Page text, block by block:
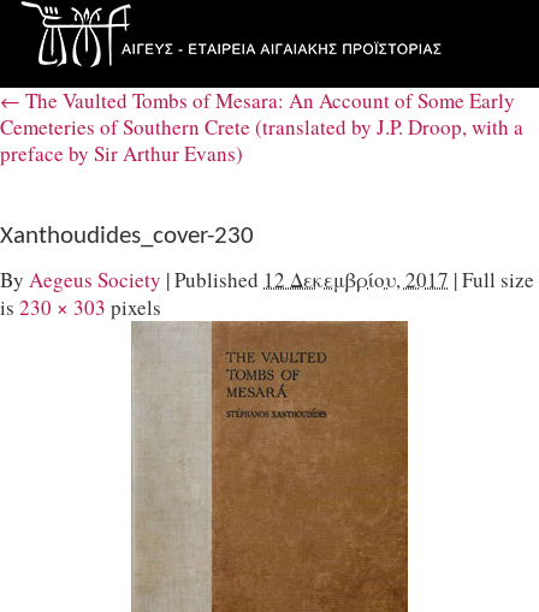
← The Vaulted Tombs of Mesara: An Account of Some Early
Cemeteries of Southern Crete (translated by J.P. Droop, with a
preface by Sir Arthur Evans)
Xanthoudides_cover-230
By Aegeus Society |Published 12 Δεκεμβρίου, 2017 |Full size
is 230 × 303 pixels